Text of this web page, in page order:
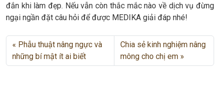
đắn khi làm đẹp. Nếu vẫn còn thắc mắc nào về dịch vụ đừng
ngại ngần đặt câu hỏi để được MEDIKA giải đáp nhé!
Phẫu thuật nâng ngực và
những bí mật ít ai biết
Chia sẻ kinh nghiệm nâng
mông cho chị em